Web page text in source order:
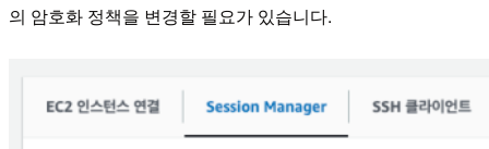
의 암호화 정책을 변경할 필요가 있습니다.